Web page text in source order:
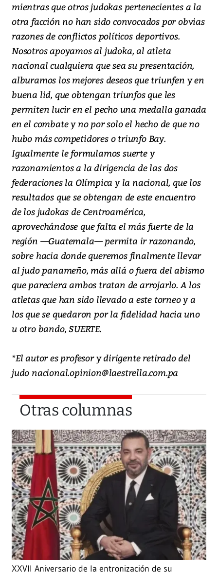
mientras que otros judokas pertenecientes a la
otra facción no han sido convocados por obvias
razones de conflictos políticos deportivos.
Nosotros apoyamos al judoka, al atleta
nacional cualquiera que sea su presentación,
alburamos los mejores deseos que triunfen y en
buena lid, que obtengan triunfos que les
permiten lucir en el pecho una medalla ganada
en el combate y no por solo el hecho de que no
hubo más competidores o triunfo Bay.
Igualmente le formulamos suerte y
razonamientos a la dirigencia de las dos
federaciones la Olímpica y la nacional, que los
resultados que se obtengan de este encuentro
de los judokas de Centroamérica,
aprovechándose que falta el más fuerte de la
región —Guatemala— permita ir razonando,
sobre hacia donde queremos finalmente llevar
al judo panameño, más allá o fuera del abismo
que pareciera ambos tratan de arrojarlo. A los
atletas que han sido llevado a este torneo y a
los que se quedaron por la fidelidad hacia uno
u otro bando, SUERTE.
*El autor es profesor y dirigente retirado del
judo nacional.opinion@laestrella.com.pa
Otras columnas
XXVII Aniversario de la entronización de su